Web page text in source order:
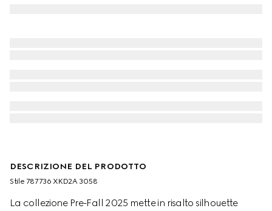
DESCRIZIONE DEL PRODOTTO
Stile ‎787736 XKD2A 3058
La collezione Pre-Fall 2025 mette in risalto silhouette